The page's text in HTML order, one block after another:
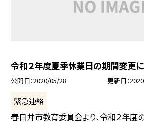
令和２年度夏季休業日の期間変更に
公開日 2020/05/28 更新日
緊急連絡
春日井市教育委員会より、令和２年度